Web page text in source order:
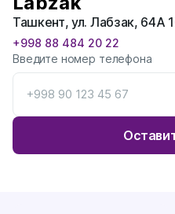
Ташкент, ул. Лабзак, 64А
+998 88 484 20 22
Введите номер телефона